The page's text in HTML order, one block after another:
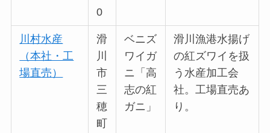
0
川村水産
（本社・工
場直売）
滑
川
市
三
穂
町
ベニズ
ワイガ
ニ「高
志の紅
ガニ」
滑川漁港水揚げ
の紅ズワイを扱
う水産加工会
社。工場直売あ
り。